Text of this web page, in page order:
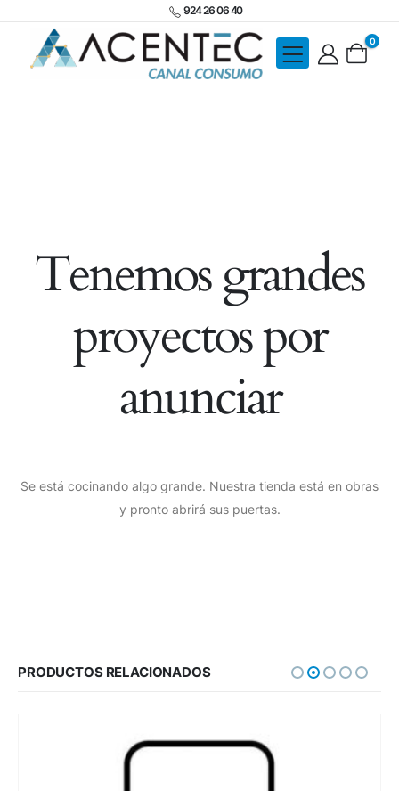
924 26 06 40
0
Tenemos grandes
proyectos por
anunciar
Se está cocinando algo grande. Nuestra tienda está en obras
y pronto abrirá sus puertas.
PRODUCTOS RELACIONADOS